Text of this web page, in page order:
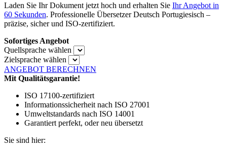
Laden Sie Ihr Dokument jetzt hoch und erhalten Sie Ihr Angebot in
60 Sekunden. Professionelle Übersetzer Deutsch Portugiesisch –
präzise, sicher und ISO-zertifiziert.
Sofortiges Angebot
Quellsprache wählen
Zielsprache wählen
ANGEBOT BERECHNEN
Mit Qualitätsgarantie!
ISO 17100-zertifiziert
Informationssicherheit nach ISO 27001
Umweltstandards nach ISO 14001
Garantiert perfekt, oder neu übersetzt
Sie sind hier: